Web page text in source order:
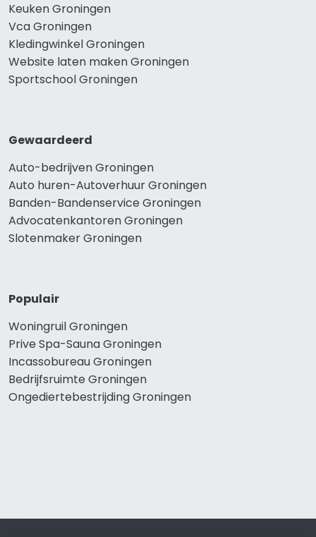
Keuken Groningen
Vca Groningen
Kledingwinkel Groningen
Website laten maken Groningen
Sportschool Groningen
Gewaardeerd
Auto-bedrijven Groningen
Auto huren-Autoverhuur Groningen
Banden-Bandenservice Groningen
Advocatenkantoren Groningen
Slotenmaker Groningen
Populair
Woningruil Groningen
Prive Spa-Sauna Groningen
Incassobureau Groningen
Bedrijfsruimte Groningen
Ongediertebestrijding Groningen